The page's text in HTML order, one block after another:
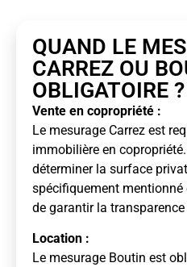
QUAND LE
CARREZ OU
OBLIGATOIRE ?
Vente en copropriété :
Le mesurage Carrez est
immobilière en
déterminer la surface
spécifiquement mentionné
de garantir la
Location :
Le mesurage Boutin est